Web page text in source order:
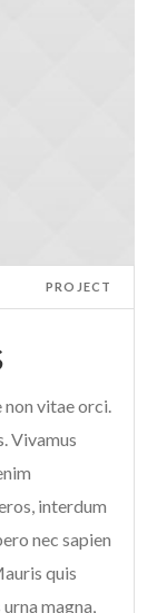
PROJECT
non vitae orci.
Vivamus
interdum
nec sapien
quis
magna,